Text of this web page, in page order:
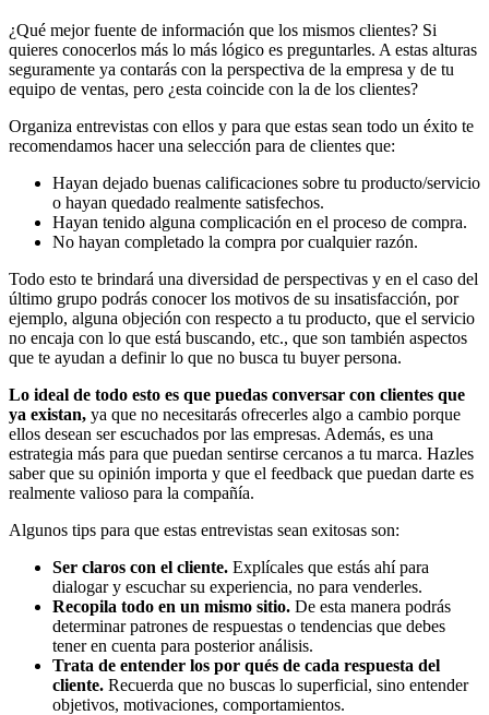
¿Qué mejor fuente de información que los mismos clientes? Si
quieres conocerlos más lo más lógico es preguntarles. A estas alturas
seguramente ya contarás con la perspectiva de la empresa y de tu
equipo de ventas, pero ¿esta coincide con la de los clientes?
Organiza entrevistas con ellos y para que estas sean todo un éxito te
recomendamos hacer una selección para de clientes que:
Hayan dejado buenas calificaciones sobre tu producto/servicio
o hayan quedado realmente satisfechos.
Hayan tenido alguna complicación en el proceso de compra.
No hayan completado la compra por cualquier razón.
Todo esto te brindará una diversidad de perspectivas y en el caso del
último grupo podrás conocer los motivos de su insatisfacción, por
ejemplo, alguna objeción con respecto a tu producto, que el servicio
no encaja con lo que está buscando, etc., que son también aspectos
que te ayudan a definir lo que no busca tu buyer persona.
Lo ideal de todo esto es que puedas conversar con clientes que
ya existan, ya que no necesitarás ofrecerles algo a cambio porque
ellos desean ser escuchados por las empresas. Además, es una
estrategia más para que puedan sentirse cercanos a tu marca. Hazles
saber que su opinión importa y que el feedback que puedan darte es
realmente valioso para la compañía.
Algunos tips para que estas entrevistas sean exitosas son:
Ser claros con el cliente. Explícales que estás ahí para
dialogar y escuchar su experiencia, no para venderles.
Recopila todo en un mismo sitio. De esta manera podrás
determinar patrones de respuestas o tendencias que debes
tener en cuenta para posterior análisis.
Trata de entender los por qués de cada respuesta del
cliente. Recuerda que no buscas lo superficial, sino entender
objetivos, motivaciones, comportamientos.